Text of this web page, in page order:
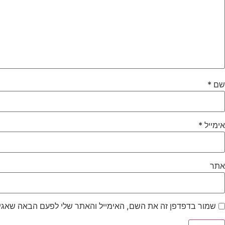
שם *
אימייל *
אתר
שמור בדפדפן זה את השם, האימייל והאתר שלי לפעם הבאה